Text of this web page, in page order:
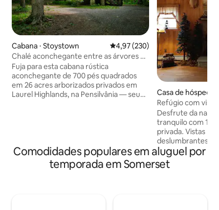
Cabana ⋅ Stoystown 4,97 de uma avaliação média de
4,97 (230)
Chalé aconchegante entre as árvores —
charme rústico
Fuja para esta cabana rústica
aconchegante de 700 pés quadrados
em 26 acres arborizados privados em
Laurel Highlands, na Pensilvânia — seu
terra/cascalho com uma pequena colina
— dirija devagar. Inverno (dezembro a
março): AWD ou 4x4 necessário. Não há
Casa de
e
Refúgio com
Desfrute da
tranquilo com
privada. Vistas
deslumbrantes
em um local
para caminhadas
Acessível para
Comodidades populares em aluguel por
temporada em Somerset